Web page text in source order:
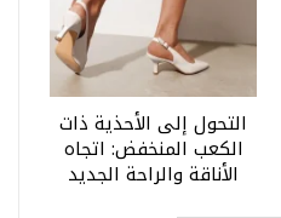
التحول إلى الأحذية ذات
الكعب المنخفض: اتجاه
الأناقة والراحة الجديد